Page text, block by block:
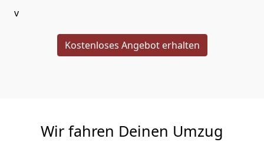
v
Kostenloses Angebot erhalten
Wir fahren Deinen Umzug